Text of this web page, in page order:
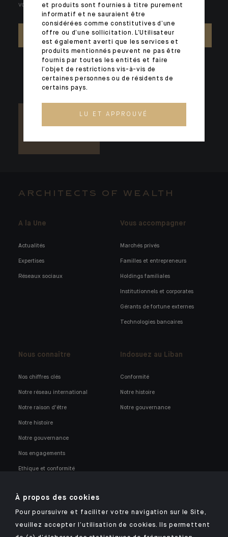
votre écoute.
NOUS CONTACTER
ARCHITECTS OF WEALTH
A la Une
Actualités
Expertises
Réseaux sociaux
Vous accompagner
Marchés privés
Familles et entrepreneurs
Holdings familiales
Institutionnels et corporates
Gérants de fortune externes
Technologies bancaires
Nous connaître
Nos chiffres clés
Notre réseau international
Notre raison d'être
Notre histoire
Notre gouvernance
Nos engagements
Ethique et conformité
Indosuez au Liban
Conformité
Notre histoire
Notre gouvernance
et produits sont fournies à titre purement
informatif et ne sauraient être
considérées comme constitutives d’une
offre ou d’une sollicitation. L’Utilisateur
est également averti que les services et
produits mentionnés peuvent ne pas être
fournis par toutes les entités et faire
l’objet de restrictions vis-à-vis de
certaines personnes ou de résidents de
certains pays.
LU ET APPROUVÉ
À propos des cookies
Pour poursuivre et faciliter votre navigation sur le Site,
veuillez accepter l’utilisation de cookies. Ils permettent